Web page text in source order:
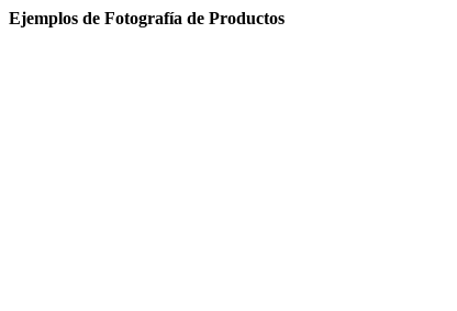
Ejemplos de Fotografía de Productos